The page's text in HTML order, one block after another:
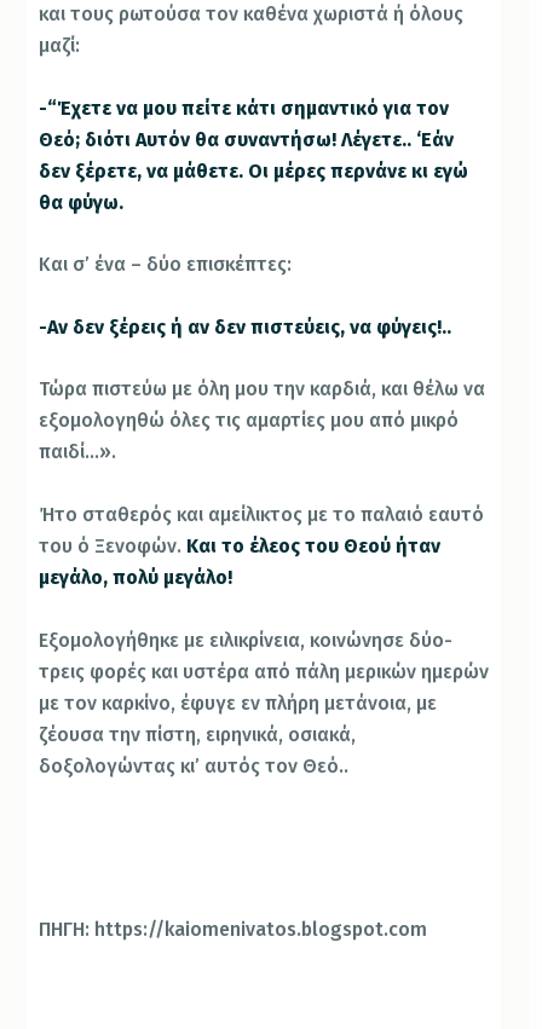
και τους ρωτούσα τον καθένα χωριστά ή όλους
μαζί:
-“Έχετε να μου πείτε κάτι σημαντικό για τον
Θεό; διότι Αυτόν θα συναντήσω! Λέγετε.. ‘Εάν
δεν ξέρετε, να μάθετε. Οι μέρες περνάνε κι εγώ
θα φύγω.
Και σ’ ένα – δύο επισκέπτες:
-Αν δεν ξέρεις ή αν δεν πιστεύεις, να φύγεις!..
Τώρα πιστεύω με όλη μου την καρδιά, και θέλω να
εξομολογηθώ όλες τις αμαρτίες μου από μικρό
παιδί…».
Ήτο σταθερός και αμείλικτος με το παλαιό εαυτό
του ό Ξενοφών. Και το έλεος του Θεού ήταν
μεγάλο, πολύ μεγάλο!
Εξομολογήθηκε με ειλικρίνεια, κοινώνησε δύο-
τρεις φορές και υστέρα από πάλη μερικών ημερών
με τον καρκίνο, έφυγε εν πλήρη μετάνοια, με
ζέουσα την πίστη, ειρηνικά, οσιακά,
δοξολογώντας κι’ αυτός τον Θεό..
ΠΗΓΗ: https://kaiomenivatos.blogspot.com